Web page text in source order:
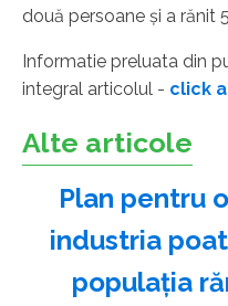
două persoane şi a rănit
Informatie preluata din
integral articolul - click
Alte articole
Plan pentru
industria
populaţia